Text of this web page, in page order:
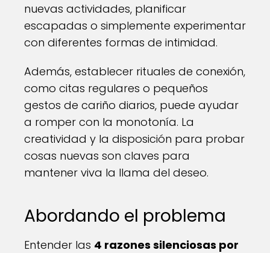
nuevas actividades, planificar
escapadas o simplemente experimentar
con diferentes formas de intimidad.
Además, establecer rituales de conexión,
como citas regulares o pequeños
gestos de cariño diarios, puede ayudar
a romper con la monotonía. La
creatividad y la disposición para probar
cosas nuevas son claves para
mantener viva la llama del deseo.
Abordando el problema
Entender las 4 razones silenciosas por